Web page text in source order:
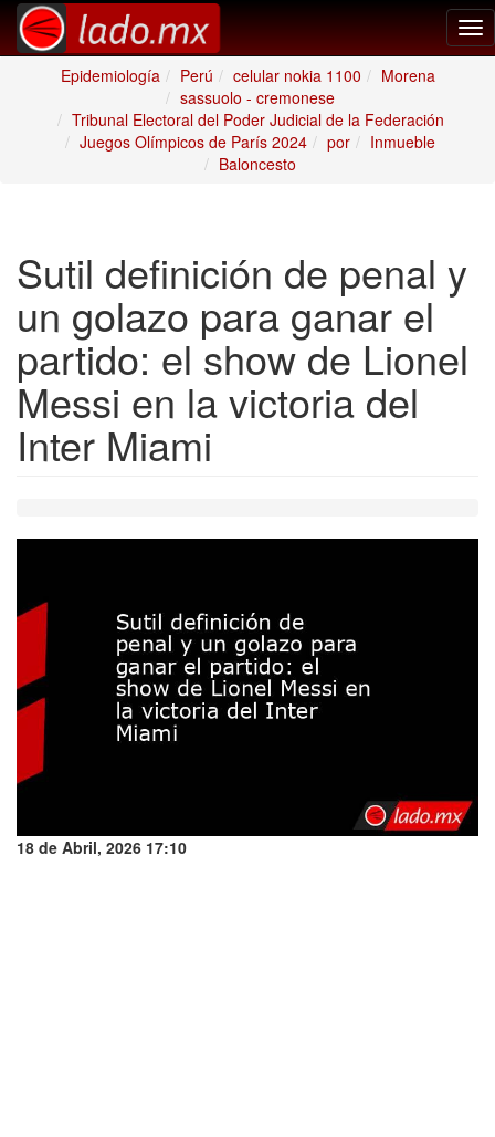
Epidemiología
Perú celular nokia 1100
Morena
sassuolo - cremonese
Tribunal Electoral del Poder Judicial de la Federación
Juegos Olímpicos de París 2024
por
Inmueble
Baloncesto
Sutil definición de penal y
un golazo para ganar el
partido: el show de Lionel
Messi en la victoria del
Inter Miami
18 de Abril, 2026 17:10